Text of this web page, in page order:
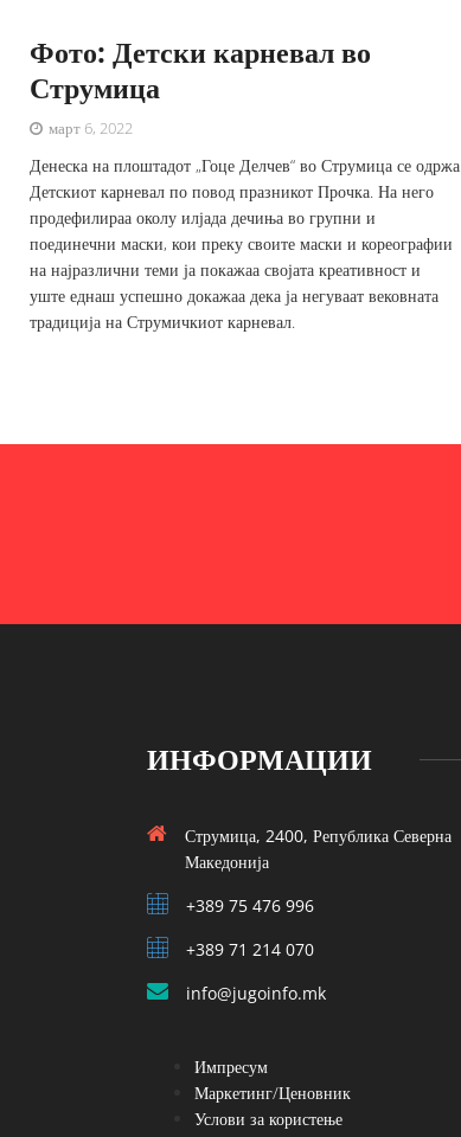
Фото: Детски карневал во
Струмица
март 6, 2022
Денеска на плоштадот „Гоце Делчев“ во Струмица се одржа
Детскиот карневал по повод празникот Прочка. На него
продефилираа околу илјада дечиња во групни и
поединечни маски, кои преку своите маски и кореографии
на најразлични теми ја покажаа својата креативност и
уште еднаш успешно докажаа дека ја негуваат вековната
традиција на Струмичкиот карневал.
ИНФОРМАЦИИ
Струмица, 2400, Република Северна
Македонија
+389 75 476 996
+389 71 214 070
info@jugoinfo.mk
Импресум
Маркетинг/Ценовник
Услови за користење